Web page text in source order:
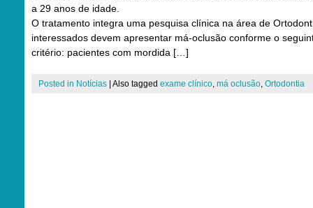
a 29 anos de idade.
O tratamento integra uma pesquisa clínica na área de
interessados devem apresentar má-oclusão conforme o
critério: pacientes com mordida […]
Posted in Notícias Also tagged exame clínico, má oclusão, Ortodontia